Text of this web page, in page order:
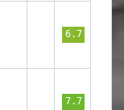
6.7
7.7